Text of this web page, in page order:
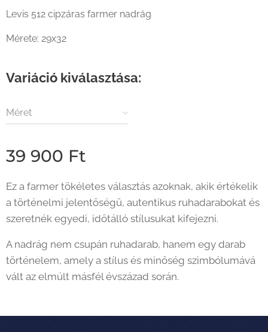
Levis 512 cipzáras farmer nadrág
Mérete: 29x32
Variáció kiválasztása:
Méret
39 900 Ft
Ez a farmer tökéletes választás azoknak, akik értékelik
a történelmi jelentőségű, autentikus ruhadarabokat és
szeretnék egyedi, időtálló stílusukat kifejezni.
A nadrág nem csupán ruhadarab, hanem egy darab
történelem, amely a stílus és minőség szimbólumává
vált az elmúlt másfél évszázad során.